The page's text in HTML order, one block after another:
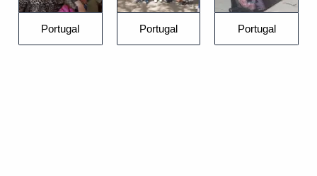
Portugal Portugal Portugal